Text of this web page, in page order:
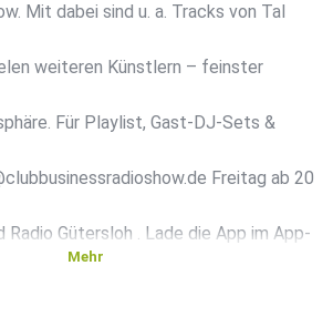
Mit dabei sind u. a. Tracks von Tal
weiteren Künstlern – feinster
Für Playlist, Gast-DJ-Sets &
Freitag ab 20
Radio Gütersloh . Lade die App im App-
Mehr